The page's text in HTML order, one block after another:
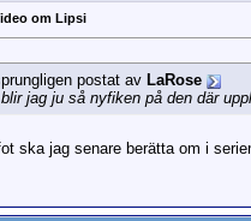
om Lipsi
postat av LaRose
jag ju så nyfiken på den där
ska jag senare berätta om i